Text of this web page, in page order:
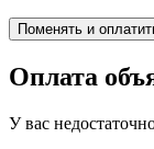
Оплата
У вас